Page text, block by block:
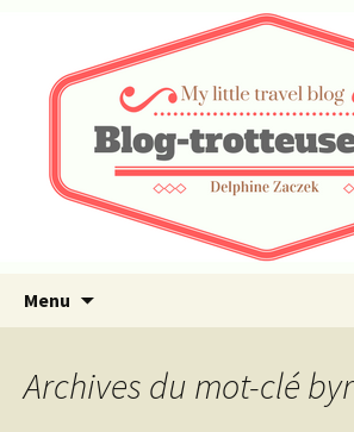
Blog-
My little travel blog …
Menu
Archives du mot-clé